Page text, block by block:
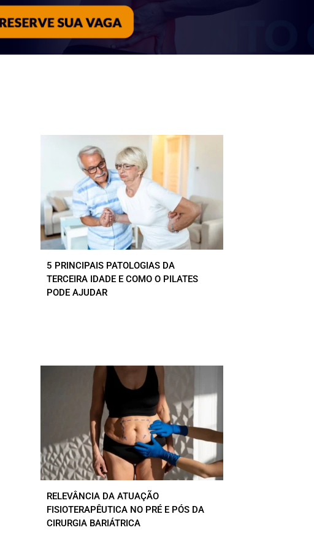
5 PRINCIPAIS PATOLOGIAS DA
TERCEIRA IDADE E COMO O PILATES
PODE AJUDAR
RELEVÂNCIA DA ATUAÇÃO
FISIOTERAPÊUTICA NO PRÉ E PÓS DA
CIRURGIA BARIÁTRICA